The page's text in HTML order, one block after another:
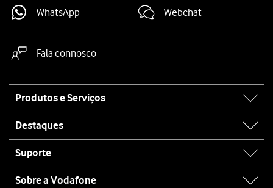
WhatsApp Webchat
Fala connosco
map
Produtos e Serviços
Destaques
Suporte
Sobre a Vodafone